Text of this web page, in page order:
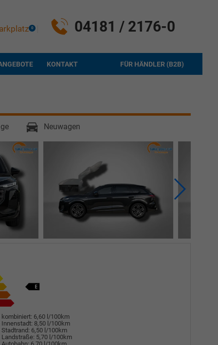
04181 / 2176-0
0
FÜR HÄNDLER (B2B)
KONTAKT
Neuwagen
6,60 l/100km
Innenstadt: 8,50 l/100km
6,50 l/100km
Landstraße: 5,70 l/100km